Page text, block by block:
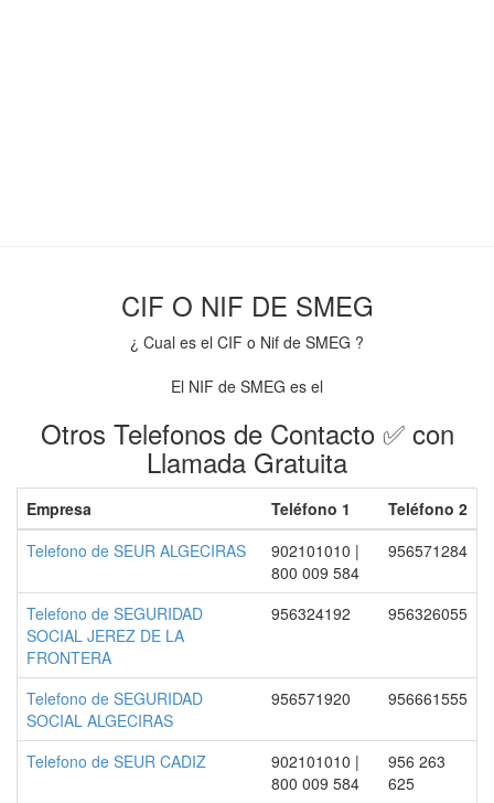
CIF O NIF DE SMEG
¿ Cual es el CIF o Nif de SMEG ?
El NIF de SMEG es el
Otros Telefonos de Contacto ✅ con
Llamada Gratuita
Empresa Teléfono 1
Teléfono 2
Telefono de SEUR ALGECIRAS
902101010 |
800 009 584
956571284
Telefono de SEGURIDAD
SOCIAL JEREZ DE LA
FRONTERA
956324192 956326055
Telefono de SEGURIDAD
SOCIAL ALGECIRAS
956571920 956661555
Telefono de SEUR CADIZ
902101010 |
800 009 584
956 263
625